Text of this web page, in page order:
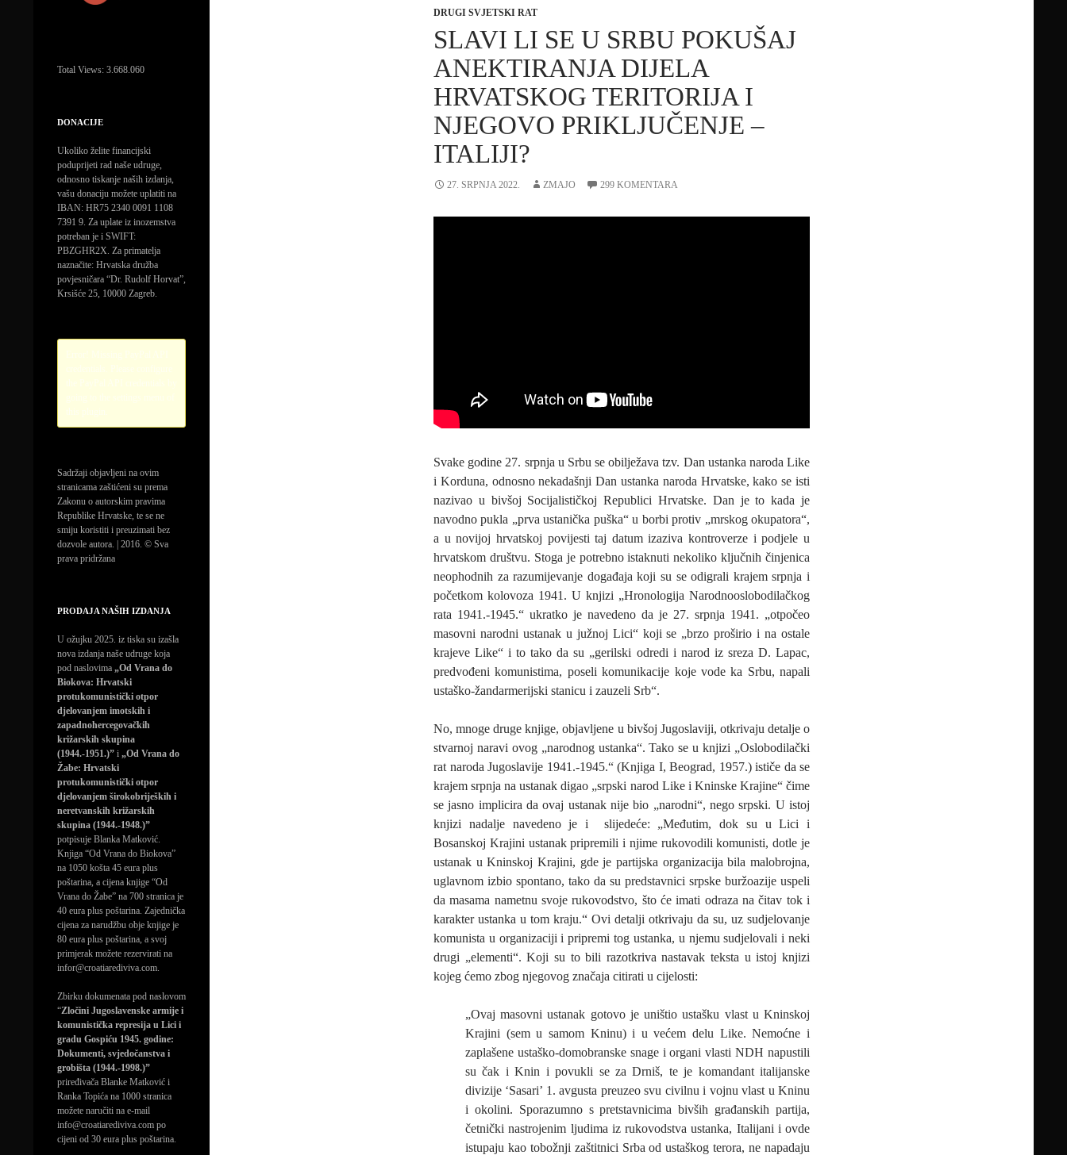
DRUGI SVJETSKI RAT
SLAVI LI SE U SRBU POKUŠAJ
ANEKTIRANJA DIJELA
HRVATSKOG TERITORIJA I
NJEGOVO PRIKLJUČENJE –
ITALIJI?
27. SRPNJA 2022. ZMAJO 299 KOMENTARA
Svake godine 27. srpnja u Srbu se obilježava tzv. Dan ustanka naroda Like
i Korduna, odnosno nekadašnji Dan ustanka naroda Hrvatske, kako se isti
nazivao u bivšoj Socijalističkoj Republici Hrvatske. Dan je to kada je
navodno pukla „prva ustanička puška“ u borbi protiv „mrskog okupatora“,
a u novijoj hrvatskoj povijesti taj datum izaziva kontroverze i podjele u
hrvatskom društvu. Stoga je potrebno istaknuti nekoliko ključnih činjenica
neophodnih za razumijevanje događaja koji su se odigrali krajem srpnja i
početkom kolovoza 1941. U knjizi „Hronologija Narodnooslobodilačkog
rata 1941.-1945.“ ukratko je navedeno da je 27. srpnja 1941. „otpočeo
masovni narodni ustanak u južnoj Lici“ koji se „brzo proširio i na ostale
krajeve Like“ i to tako da su „gerilski odredi i narod iz sreza D. Lapac,
predvođeni komunistima, poseli komunikacije koje vode ka Srbu, napali
ustaško-žandarmerijski stanicu i zauzeli Srb“.
No, mnoge druge knjige, objavljene u bivšoj Jugoslaviji, otkrivaju detalje o
stvarnoj naravi ovog „narodnog ustanka“. Tako se u knjizi „Oslobodilački
rat naroda Jugoslavije 1941.-1945.“ (Knjiga I, Beograd, 1957.) ističe da se
krajem srpnja na ustanak digao „srpski narod Like i Kninske Krajine“ čime
se jasno implicira da ovaj ustanak nije bio „narodni“, nego srpski. U istoj
knjizi nadalje navedeno je i slijedeće: „Međutim, dok su u Lici i
Bosanskoj Krajini ustanak pripremili i njime rukovodili komunisti, dotle je
ustanak u Kninskoj Krajini, gde je partijska organizacija bila malobrojna,
uglavnom izbio spontano, tako da su predstavnici srpske buržoazije uspeli
da masama nametnu svoje rukovodstvo, što će imati odraza na čitav tok i
karakter ustanka u tom kraju.“ Ovi detalji otkrivaju da su, uz sudjelovanje
komunista u organizaciji i pripremi tog ustanka, u njemu sudjelovali i neki
drugi „elementi“. Koji su to bili razotkriva nastavak teksta u istoj knjizi
kojeg ćemo zbog njegovog značaja citirati u cijelosti:
„Ovaj masovni ustanak gotovo je uništio ustašku vlast u Kninskoj
Krajini (sem u samom Kninu) i u većem delu Like. Nemoćne i
zaplašene ustaško-domobranske snage i organi vlasti NDH napustili
su čak i Knin i povukli se za Drniš, te je komandant italijanske
divizije ‘Sasari’ 1. avgusta preuzeo svu civilnu i vojnu vlast u Kninu
i okolini. Sporazumno s pretstavnicima bivših građanskih partija,
četnički nastrojenim ljudima iz rukovodstva ustanka, Italijani i ovde
istupaju kao tobožnji zaštitnici Srba od ustaškog terora, ne napadaju
Total Views: 3.668.060
DONACIJE
Ukoliko želite financijski
poduprijeti rad naše udruge,
odnosno tiskanje naših izdanja,
vašu donaciju možete uplatiti na
IBAN: HR75 2340 0091 1108
7391 9. Za uplate iz inozemstva
potreban je i SWIFT:
PBZGHR2X. Za primatelja
naznačite: Hrvatska družba
povjesničara “Dr. Rudolf Horvat”,
Krsišće 25, 10000 Zagreb.
Sadržaji objavljeni na ovim
stranicama zaštićeni su prema
Zakonu o autorskim pravima
Republike Hrvatske, te se ne
smiju koristiti i preuzimati bez
dozvole autora. | 2016. © Sva
prava pridržana
PRODAJA NAŠIH IZDANJA
U ožujku 2025. iz tiska su izašla
nova izdanja naše udruge koja
pod naslovima „Od Vrana do
Biokova: Hrvatski
protukomunistički otpor
djelovanjem imotskih i
zapadnohercegovačkih
križarskih skupina
(1944.-1951.)” i „Od Vrana do
Žabe: Hrvatski
protukomunistički otpor
djelovanjem širokobrijeških i
neretvanskih križarskih
skupina (1944.-1948.)”
potpisuje Blanka Matković.
Knjiga “Od Vrana do Biokova”
na 1050 košta 45 eura plus
poštarina, a cijena knjige “Od
Vrana do Žabe” na 700 stranica je
40 eura plus poštarina. Zajednička
cijena za narudžbu obje knjige je
80 eura plus poštarina, a svoj
primjerak možete rezervirati na
infor@croatiarediviva.com.
Zbirku dokumenata pod naslovom
“Zločini Jugoslavenske armije i
komunistička represija u Lici i
gradu Gospiću 1945. godine:
Dokumenti, svjedočanstva i
grobišta (1944.-1998.)”
priređivača Blanke Matković i
Ranka Topića na 1000 stranica
možete naručiti na e-mail
info@croatiarediviva.com po
cijeni od 30 eura plus poštarina.